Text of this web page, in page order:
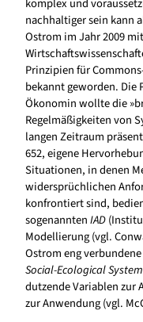
komplex und
nachhaltiger sein kann
Ostrom im Jahr 2009
Prinzipien für
bekannt geworden.
Ökonomin wollte die
Regelmäßigkeiten von
langen Zeitraum
652, eigene
Situationen, in denen
widersprüchlichen
konfrontiert sind,
sogenanntenIAD
Modellierung (vgl.
Ostrom eng
Social-Ecological
dutzende Variablen zur
zur Anwendung (vgl.